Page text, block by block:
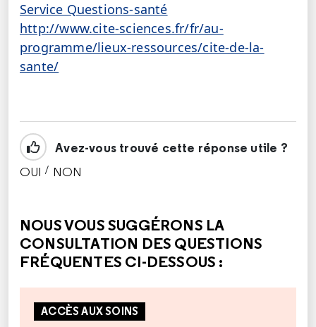
Service Questions-santé
http://www.cite-sciences.fr/fr/au-
programme/lieux-ressources/cite-de-la-
sante/
Avez-vous trouvé cette réponse utile ?
OUI / NON
NOUS VOUS SUGGÉRONS LA
CONSULTATION DES QUESTIONS
FRÉQUENTES CI-DESSOUS :
ACCÈS AUX SOINS